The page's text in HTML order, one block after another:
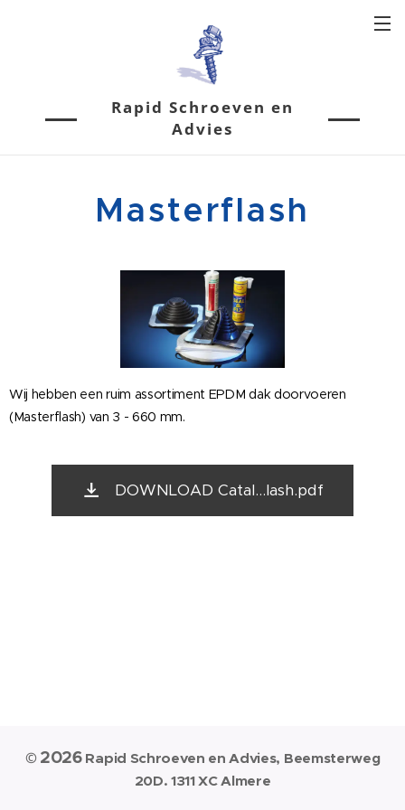
Rapid Schroeven en
Advies
Masterflash
Wij hebben een ruim assortiment EPDM dak doorvoeren
(Masterflash) van 3 - 660 mm.
DOWNLOAD Catal...lash.pdf
© 2026Rapid Schroeven en Advies, Beemsterweg
20D. 1311 XC Almere